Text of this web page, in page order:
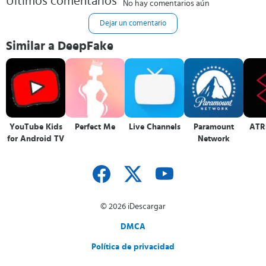
No hay comentarios aún
Dejar un comentario
Similar a DeepFake
YouTube Kids
for Android TV
Perfect Me Live Channels
Paramount
Network
© 2026 iDescargar
DMCA
Política de privacidad